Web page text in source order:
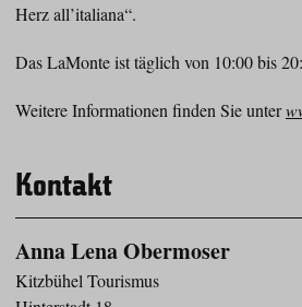
Herz all’italiana“.
Das LaMonte ist täglich von 10:00 bis
Weitere Informationen finden Sie unter
Kontakt
Anna Lena Obermoser
Kitzbühel Tourismus